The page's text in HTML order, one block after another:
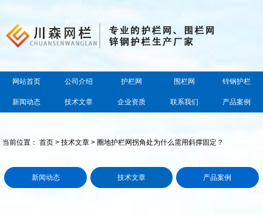
网站首页 公司介绍 护栏网 围栏网 锌钢护栏
新闻动态 技术文章 企业资质 联系我们 产品案例
当前位置：首页 >技术文章 > 圈地护栏网拐角处为什么需用斜撑固定？
新闻动态 技术文章 产品案例